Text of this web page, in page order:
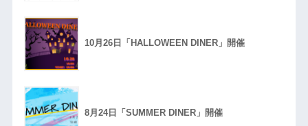
10月26日「HALLOWEEN DINER」開催
8月24日「SUMMER DINER」開催